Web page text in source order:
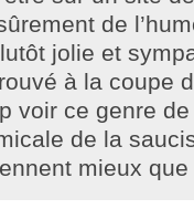
de
jolie et
à la coupe
voir ce genre
de la
mieux